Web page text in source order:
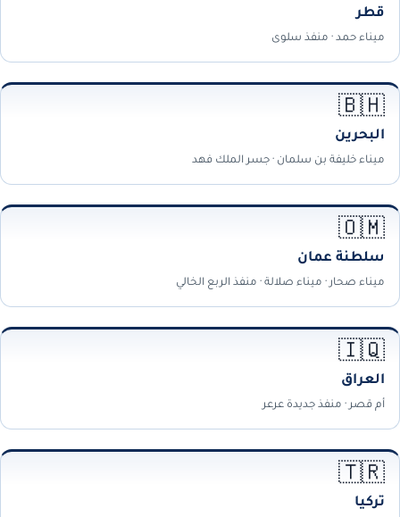
قطر
ميناء حمد · منفذ سلوى
🇧🇭
البحرين
ميناء خليفة بن سلمان · جسر الملك فهد
🇴🇲
سلطنة عمان
ميناء صحار · ميناء صلالة · منفذ الربع الخالي
🇮🇶
العراق
أم قصر · منفذ جديدة عرعر
🇹🇷
تركيا